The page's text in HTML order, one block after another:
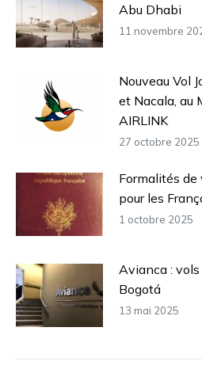
Abu Dhabi
11 novembre
Nouveau Vol
et Nacala, au
AIRLINK
27 octobre 2025
Formalités
pour les
1 octobre 2025
Avianca :
Bogotá
13 mai 2025